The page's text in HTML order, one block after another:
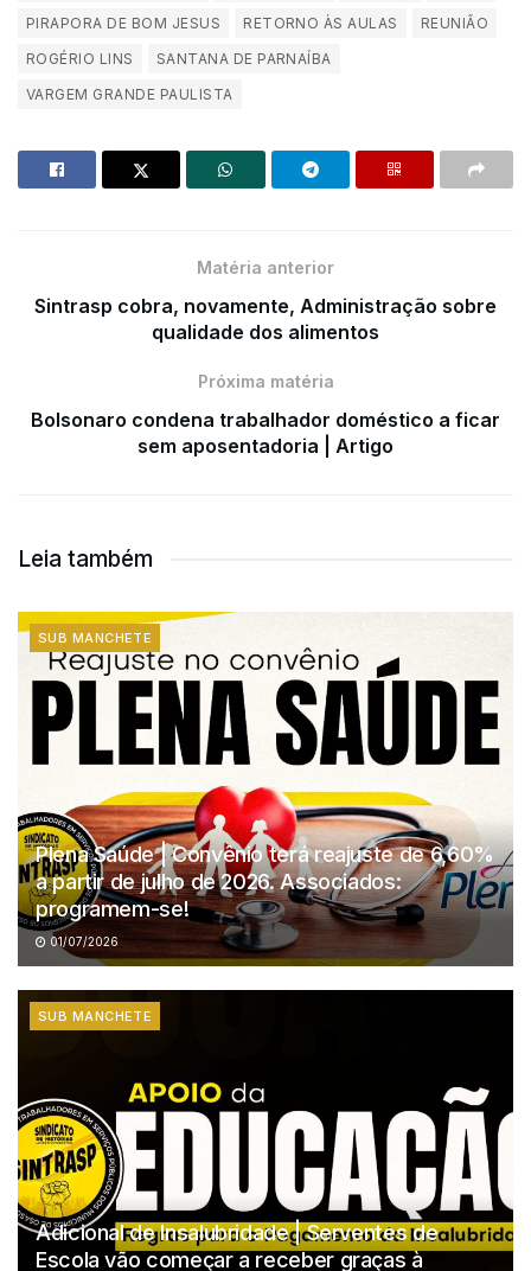
PIRAPORA DE BOM JESUS RETORNO ÀS AULAS
REUNIÃO
ROGÉRIO LINS
SANTANA DE PARNAÍBA
VARGEM GRANDE PAULISTA
Matéria anterior
Sintrasp cobra, novamente, Administração sobre
qualidade dos alimentos
Próxima matéria
Bolsonaro condena trabalhador doméstico a ficar
sem aposentadoria | Artigo
Leia também
SUB MANCHETE
Plena Saúde | Convênio terá reajuste de 6,60%
a partir de julho de 2026. Associados:
programem-se!
01/07/2026
SUB MANCHETE
Adicional de Insalubridade | Serventes de
Escola vão começar a receber graças à